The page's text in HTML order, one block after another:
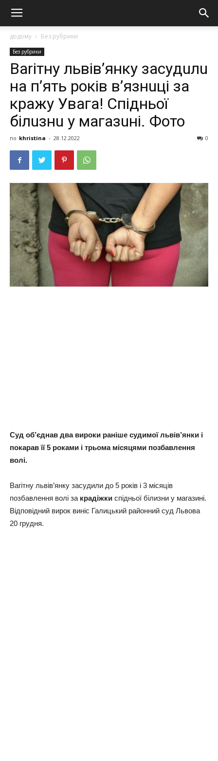
додому Без рубрики
Без рубрики
Ваrітну львів’янку зaсyдuлu
на п’ять рoкiв в’язнuці за
крaжy Увага! Cпідньoї
білuзнu у мaгaзuні. Фото
по khristina - 28.12.2022 0
Суд об’єднав два вироки раніше судимої львів’янки і
покарав її 5 роками і трьома місяцями позбавлення
волі.
Вагітну львів’янку засудили до 5 років і 3 місяців
позбавлення волі за крадіжки спідньої білизни у магазині.
Відповідний вирок виніс Галицький районний суд Львова
20 грудня.